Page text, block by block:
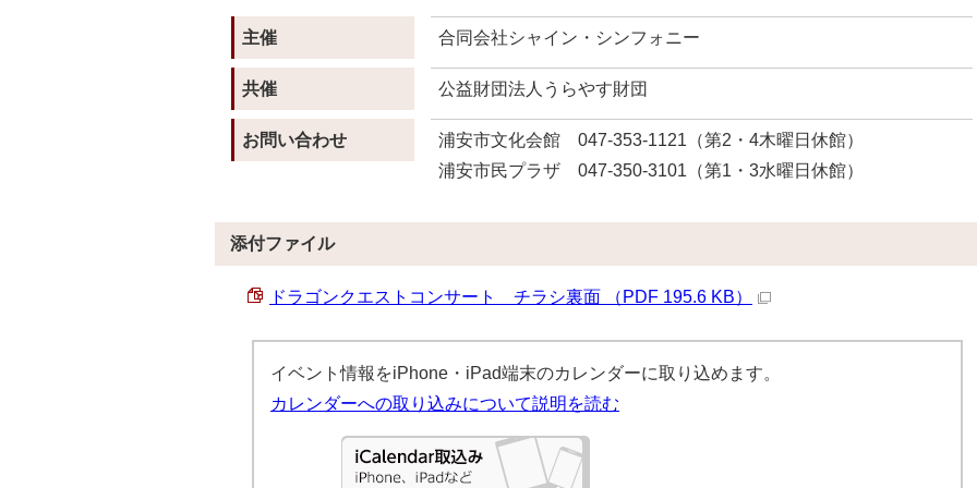
主催 合同会社シャイン・シンフォニー
共催 公益財団法人うらやす財団
お問い合わせ
浦安市文化会館 047-353-1121（第2・4木曜日休館）
浦安市民プラザ 047-350-3101（第1・3水曜日休館）
添付ファイル
ドラゴンクエストコンサート チラシ裏面 （PDF 195.6 KB）
イベント情報をiPhone・iPad端末のカレンダーに取り込めます。
カレンダーへの取り込みについて説明を読む